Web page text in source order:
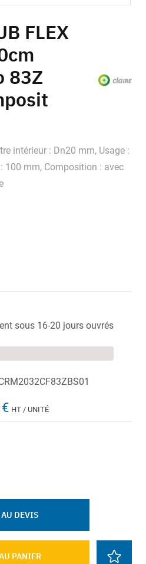
FLEX
83Z
intérieur : Dn20 mm, Usage :
100 mm, Composition : avec
sous 16-20 jours ouvrés
HT / UNITÉ
PANIER
DEVIS